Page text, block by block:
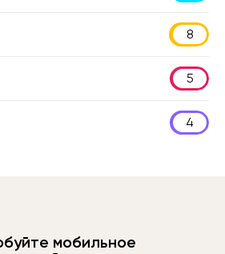
8
5
4
мобильное